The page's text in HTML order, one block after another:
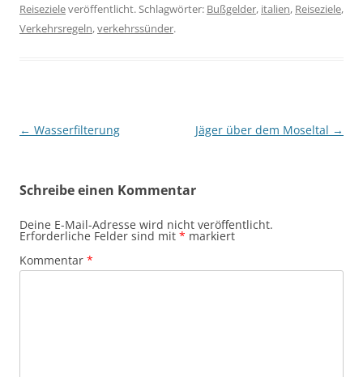
Reisezieleveröffentlicht. Schlagwörter: Bußgelder, italien, Reiseziele,
Verkehrsregeln,verkehrssünder.
Beitragsnavigation
← Wasserfilterung Jäger über dem Moseltal →
Schreibe einen Kommentar
Deine E-Mail-Adresse wird nicht veröffentlicht.
Erforderliche Felder sind mit * markiert
Kommentar *